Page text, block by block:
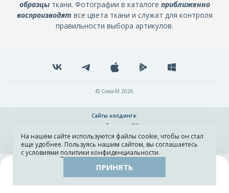
Каталог Остатки тканей
образцыткани. Фотографии в каталоге приближенно
воспроизводят все цвета ткани и служат для контроля
правильности выбора артикулов.
© Союз-М 2026
Сайты холдинга:
Разработка и поддержка сайта ADN
На нашем сайте используются файлы cookie, чтобы он стал
еще удобнее. Пользуясь нашим сайтом, вы соглашаетесь
с условиями политики конфиденциальности.
ПРИНЯТЬ